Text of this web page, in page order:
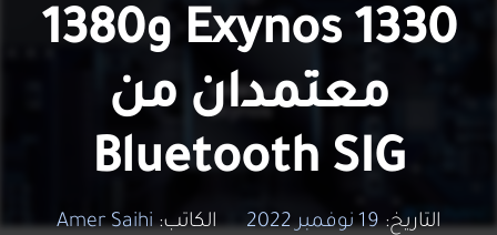
Exynos 1330 و1380
معتمدان من
Bluetooth SIG
التاريخ: 19 نوفمبر 2022 الكاتب: Amer Saihi